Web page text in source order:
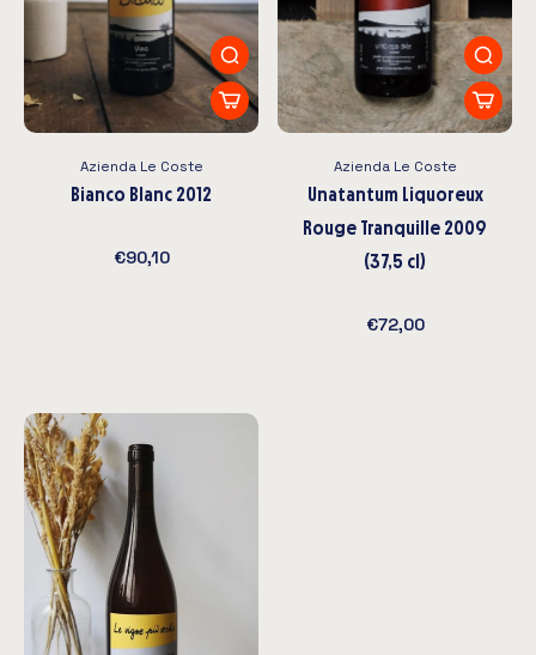
Azienda Le Coste
Bianco Blanc 2012
€90,10
Azienda Le Coste
Unatantum Liquoreux
Rouge Tranquille 2009
(37,5 cl)
€72,00